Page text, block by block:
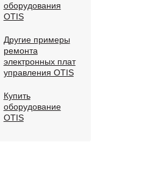
оборудования
OTIS
Другие примеры
ремонта
электронных плат
управления OTIS
Купить
оборудование
OTIS